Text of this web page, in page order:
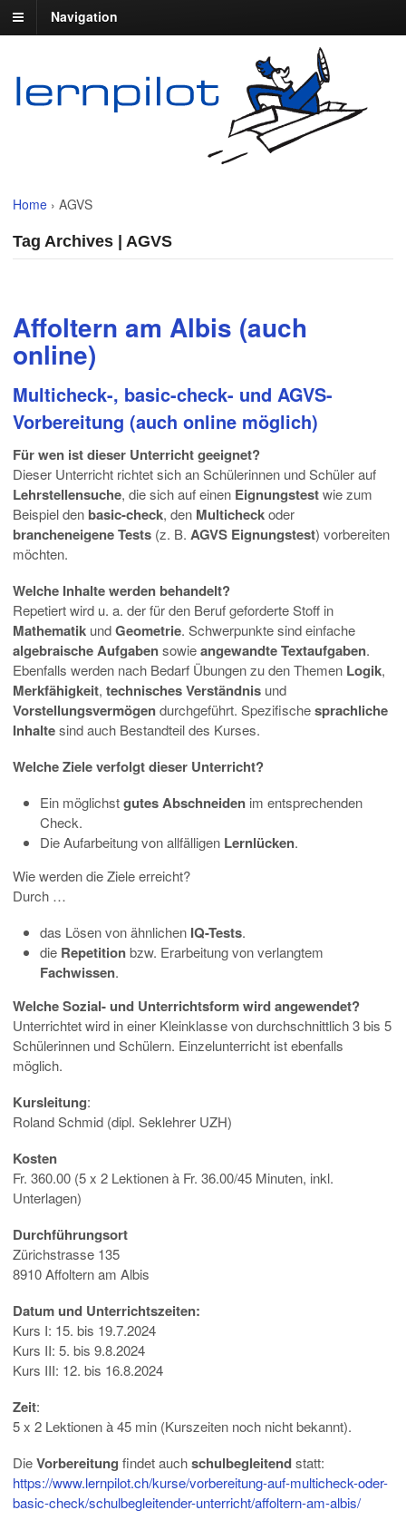
Navigation
Home › AGVS
Tag Archives | AGVS
Affoltern am Albis (auch
online)
Multicheck-, basic-check- und AGVS-
Vorbereitung (auch online möglich)
Für wen ist dieser Unterricht geeignet?
Dieser Unterricht richtet sich an Schülerinnen und Schüler auf
Lehrstellensuche, die sich auf einen Eignungstestwie zum
Beispiel den basic-check, den Multicheckoder
brancheneigene Tests (z. B. AGVS Eignungstest) vorbereiten
möchten.
Welche Inhalte werden behandelt?
Repetiert wird u. a. der für den Beruf geforderte Stoff in
Mathematik undGeometrie. Schwerpunkte sind einfache
algebraische Aufgabensowieangewandte Textaufgaben.
Ebenfalls werden nach Bedarf Übungen zu den Themen Logik,
Merkfähigkeit, technisches Verständnis und
Vorstellungsvermögendurchgeführt. Spezifischesprachliche
Inhaltesind auch Bestandteil des Kurses.
Welche Ziele verfolgt dieser Unterricht?
Ein möglichstgutes Abschneiden im entsprechenden
Check.
Die Aufarbeitung von allfälligen Lernlücken.
Wie werden die Ziele erreicht?
Durch …
das Lösen von ähnlichen IQ-Tests.
die Repetitionbzw. Erarbeitung von verlangtem
Fachwissen.
Welche Sozial- und Unterrichtsform wird angewendet?
Unterrichtet wird in einer Kleinklasse von durchschnittlich 3 bis 5
Schülerinnen und Schülern. Einzelunterricht ist ebenfalls
möglich.
Kursleitung:
Roland Schmid (dipl. Seklehrer UZH)
Kosten
Fr. 360.00 (5 x 2 Lektionen à Fr. 36.00/45 Minuten, inkl.
Unterlagen)
Durchführungsort
Zürichstrasse 135
8910 Affoltern am Albis
Datum und Unterrichtszeiten:
Kurs I: 15. bis 19.7.2024
Kurs II: 5. bis 9.8.2024
Kurs III: 12. bis 16.8.2024
Zeit:
5 x 2 Lektionen à 45 min (Kurszeiten noch nicht bekannt).
DieVorbereitung findet auchschulbegleitendstatt:
https://www.lernpilot.ch/kurse/vorbereitung-auf-multicheck-oder-
basic-check/schulbegleitender-unterricht/affoltern-am-albis/